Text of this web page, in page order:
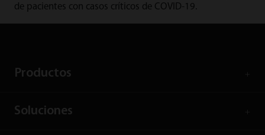
de pacientes con casos críticos de COVID-19.
Productos
Soluciones